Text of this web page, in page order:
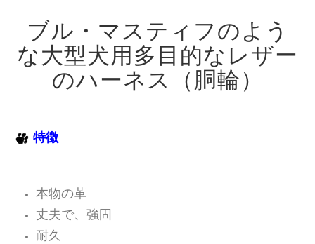
ブル・マスティフのよう
な大型犬用多目的なレザー
のハーネス（胴輪）
特徴
本物の革
丈夫で、強固
耐久